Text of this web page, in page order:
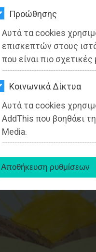
Προώθησης
Αυτά τα cookies
επισκεπτών στους
που είναι πιο
Kοινωνικά Δίκτυα
Αυτά τα cookies
AddThis που βοηθάει
Media.